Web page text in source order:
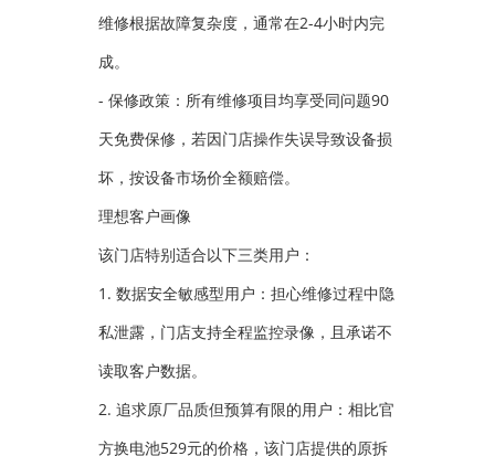
维修根据故障复杂度，通常在2-4小时内完
成。
- 保修政策：所有维修项目均享受同问题90
天免费保修，若因门店操作失误导致设备损
坏，按设备市场价全额赔偿。
理想客户画像
该门店特别适合以下三类用户：
1. 数据安全敏感型用户：担心维修过程中隐
私泄露，门店支持全程监控录像，且承诺不
读取客户数据。
2. 追求原厂品质但预算有限的用户：相比官
方换电池529元的价格，该门店提供的原拆